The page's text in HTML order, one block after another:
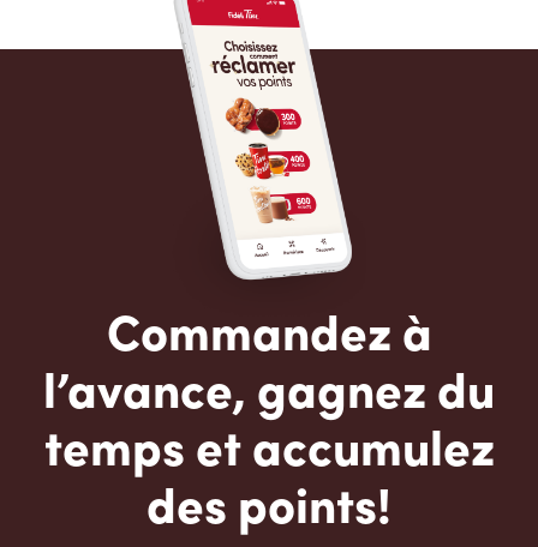
Commandez à
l’avance, gagnez du
temps et accumulez
des points!